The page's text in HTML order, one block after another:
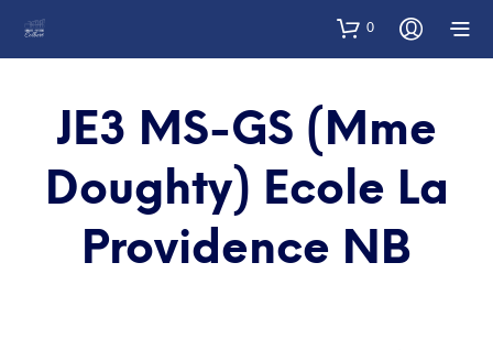
0
JE3 MS-GS (Mme
Doughty) Ecole La
Providence NB